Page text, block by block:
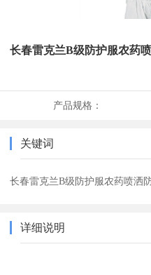
长春雷克兰B级防护服农药
产品规格：
关键词
长春雷克兰B级防护服农药喷洒
详细说明